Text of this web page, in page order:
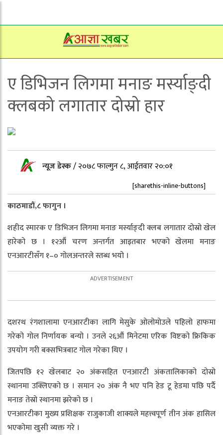
ए डिभिजन लिगमा मनाङ मर्स्याङ्दी
क्लबको लगातार दोस्रो हार
न्यूज डेस्क/२०७८ फाल्गुन ८, आईतवार २०:०१
[sharethis-inline-buttons]
काठमाडौं,८ फागुन ।
शहीद स्मारक ए डिभिजन लिगमा मनाङ मर्स्याङ्दी क्लब लगातार दोस्रो खेल
हारेको छ । १२औं चरण अन्तर्गत आइतबार भएको खेलमा मनाङ
एनआरटीसँग १–० गोलअन्तरले स्तब्ध भयो ।
दशरथ रंगशालामा एनआरटीका लागि मेसुके ओलोमोउले पहिलो हाफमा
गरेको गोल निर्णायक बन्यो । उनले २६औं मिनेटमा एरिक विष्टको फ्रिकिक
उपयोग गरी बक्सभित्रबाट गोल गरेका थिए ।
जितपछि १२ खेलबाट २० अंकसहित एनआरटी अंकतालिकाको दोस्रो
स्थानमा उक्लिएको छ । समान २० अंक नै भए पनि हेड टू हेडमा पछि पर्दै
मनाङ तेस्रो स्थानमा झरेको छ ।
एनआरटीका मुख्य प्रशिक्षक राजुकाजी शाक्यले महत्त्वपूर्ण तीन अंक हासिल
भएकोमा खुसी व्यक्त गरे ।